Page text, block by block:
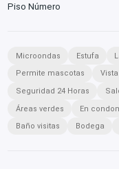
Piso Número
Microondas Estufa
Permite mascotas
Seguridad 24 Horas
Áreas verdes
En
Baño visitas
Bodega